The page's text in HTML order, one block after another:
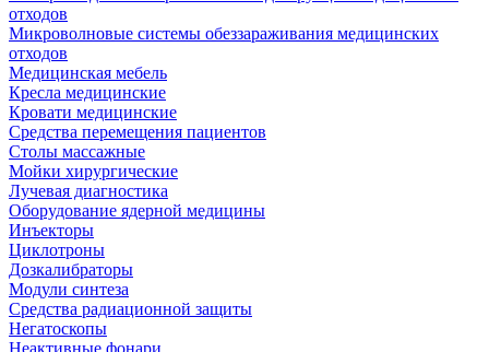
отходов
Микроволновые системы обеззараживания медицинских
отходов
Медицинская мебель
Кресла медицинские
Кровати медицинские
Средства перемещения пациентов
Столы массажные
Мойки хирургические
Лучевая диагностика
Оборудование ядерной медицины
Инъекторы
Циклотроны
Дозкалибраторы
Модули синтеза
Средства радиационной защиты
Негатоскопы
Неактивные фонари